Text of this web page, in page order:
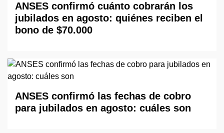
ANSES confirmó cuánto cobrarán los
jubilados en agosto: quiénes reciben el
bono de $70.000
ANSES confirmó las fechas de cobro
para jubilados en agosto: cuáles son